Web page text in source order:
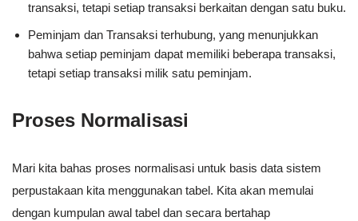
transaksi, tetapi setiap transaksi berkaitan dengan satu buku.
Peminjam dan Transaksi terhubung, yang menunjukkan
bahwa setiap peminjam dapat memiliki beberapa transaksi,
tetapi setiap transaksi milik satu peminjam.
Proses Normalisasi
Mari kita bahas proses normalisasi untuk basis data sistem
perpustakaan kita menggunakan tabel. Kita akan memulai
dengan kumpulan awal tabel dan secara bertahap